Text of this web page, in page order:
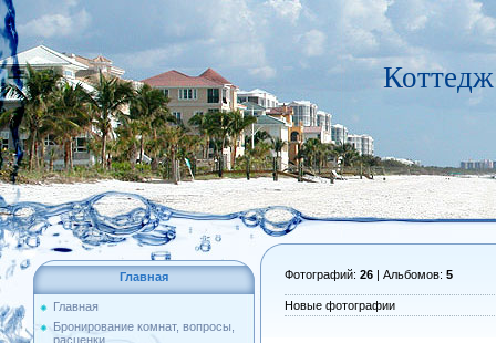
Главная
Главная
Бронирование комнат, вопросы,
расценки
Фотографий: 26 | Альбомов: 5
Новые фотографии